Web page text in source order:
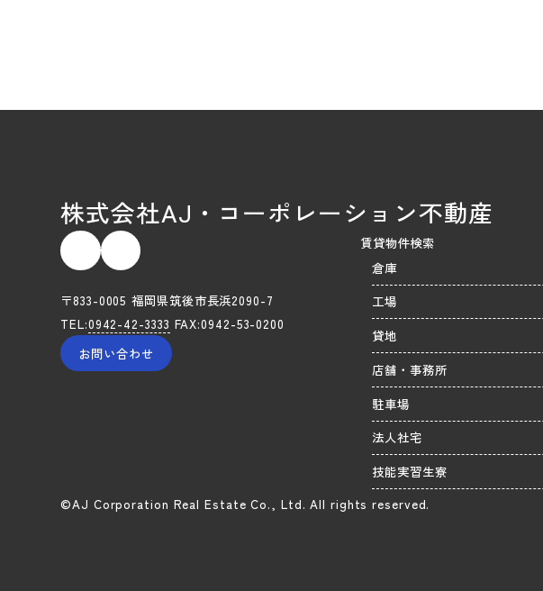
株式会社AJ・コーポレーション不動産
〒833-0005 福岡県筑後市長浜2090-7
TEL:0942-42-3333 FAX:0942-53-0200
お問い合わせ
賃貸物件検索
倉庫
工場
貸地
店舗・事務所
駐車場
法人社宅
技能実習生寮
©AJ Corporation Real Estate Co., Ltd. All rights reserved.